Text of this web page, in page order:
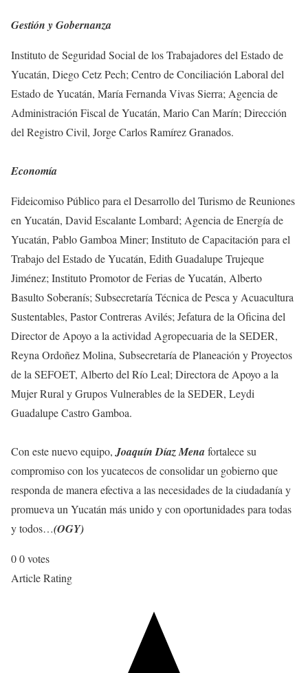
Gestión y Gobernanza
Instituto de Seguridad Social de los Trabajadores del Estado de
Yucatán, Diego Cetz Pech; Centro de Conciliación Laboral del
Estado de Yucatán, María Fernanda Vivas Sierra; Agencia de
Administración Fiscal de Yucatán, Mario Can Marín; Dirección
del Registro Civil, Jorge Carlos Ramírez Granados.
Economía
Fideicomiso Público para el Desarrollo del Turismo de Reuniones
en Yucatán, David Escalante Lombard; Agencia de Energía de
Yucatán, Pablo Gamboa Miner; Instituto de Capacitación para el
Trabajo del Estado de Yucatán, Edith Guadalupe Trujeque
Jiménez; Instituto Promotor de Ferias de Yucatán, Alberto
Basulto Soberanís; Subsecretaría Técnica de Pesca y Acuacultura
Sustentables, Pastor Contreras Avilés; Jefatura de la Oficina del
Director de Apoyo a la actividad Agropecuaria de la SEDER,
Reyna Ordoñez Molina, Subsecretaría de Planeación y Proyectos
de la SEFOET, Alberto del Río Leal; Directora de Apoyo a la
Mujer Rural y Grupos Vulnerables de la SEDER, Leydi
Guadalupe Castro Gamboa.
Con este nuevo equipo,Joaquín Díaz Menafortalece su
compromiso con los yucatecos de consolidar un gobierno que
responda de manera efectiva a las necesidades de la ciudadanía y
promueva un Yucatán más unido y con oportunidades para todas
y todos…(OGY)
00votes
Article Rating